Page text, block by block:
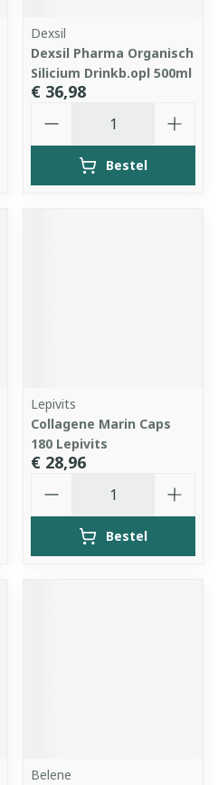
Dexsil
Dexsil Pharma Organisch
Silicium Drinkb.opl 500ml
€ 36,98
Bestel
Lepivits
Collagene Marin Caps
180 Lepivits
€ 28,96
Bestel
Belene